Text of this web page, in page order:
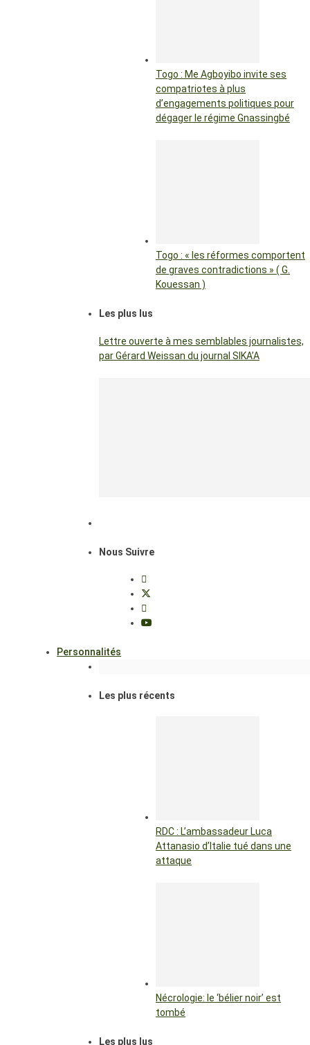
Togo : Me Agboyibo invite ses
compatriotes à plus
d’engagements politiques pour
dégager le régime Gnassingbé
Togo : « les réformes comportent
de graves contradictions » ( G.
Kouessan )
Les plus lus
Lettre ouverte à mes semblables journalistes,
par Gérard Weissan du journal SIKA’A
Nous Suivre
Personnalités
Les plus récents
RDC : L’ambassadeur Luca
Attanasio d’Italie tué dans une
attaque
Nécrologie: le ‘bélier noir’ est
tombé
Les plus lus